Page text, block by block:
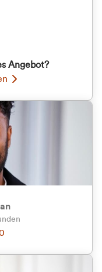
Angebot?